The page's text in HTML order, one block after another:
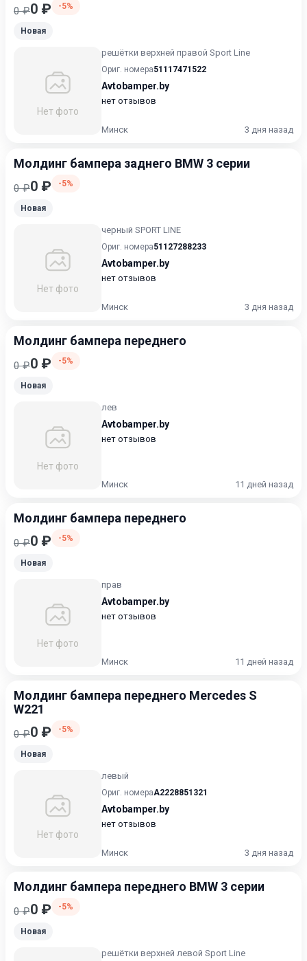
0 ₽0 ₽ -5%
Новая
Нет фото
решётки верхней правой Sport Line
Ориг. номера51117471522
Avtobamper.by
нет отзывов
Минск 3 дня назад
Молдинг бампера заднего BMW 3 серии
0 ₽0 ₽ -5%
Новая
Нет фото
черный SPORT LINE
Ориг. номера51127288233
Avtobamper.by
нет отзывов
Минск 3 дня назад
Молдинг бампера переднего
0 ₽0 ₽ -5%
Новая
Нет фото
лев
Avtobamper.by
нет отзывов
Минск 11 дней назад
Молдинг бампера переднего
0 ₽0 ₽ -5%
Новая
Нет фото
прав
Avtobamper.by
нет отзывов
Минск 11 дней назад
Молдинг бампера переднего Mercedes S
W221
0 ₽0 ₽ -5%
Новая
Нет фото
левый
Ориг. номераA2228851321
Avtobamper.by
нет отзывов
Минск 3 дня назад
Молдинг бампера переднего BMW 3 серии
0 ₽0 ₽ -5%
Новая
решётки верхней левой Sport Line